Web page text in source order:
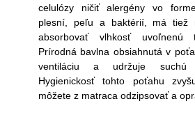
celulózy ničiť alergény vo
plesní, peľu a baktérií, má tiež
absorbovať vlhkosť uvoľnenú
Prírodná bavlna obsiahnutá v
ventiláciu a udržuje suchú
Hygienickosť tohto poťahu
môžete z matraca odzipsovať a